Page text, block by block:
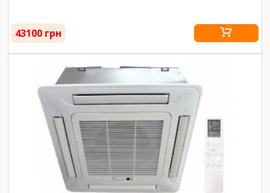
43100 грн